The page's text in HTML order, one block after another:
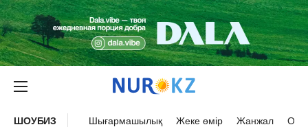
ШОУБИЗ Шығармашылық Жеке өмір Жанжал